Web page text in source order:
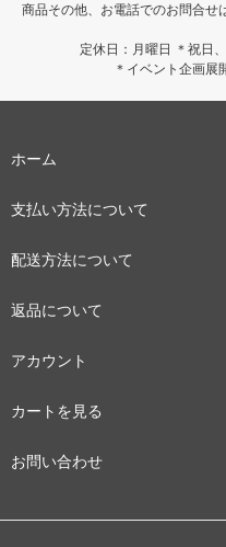
商品その他、お電話でのお問合せ
定休日：月曜日 ＊祝日
＊イベント企画展
ホーム
支払い方法について
配送方法について
返品について
アカウント
カートを見る
お問い合わせ